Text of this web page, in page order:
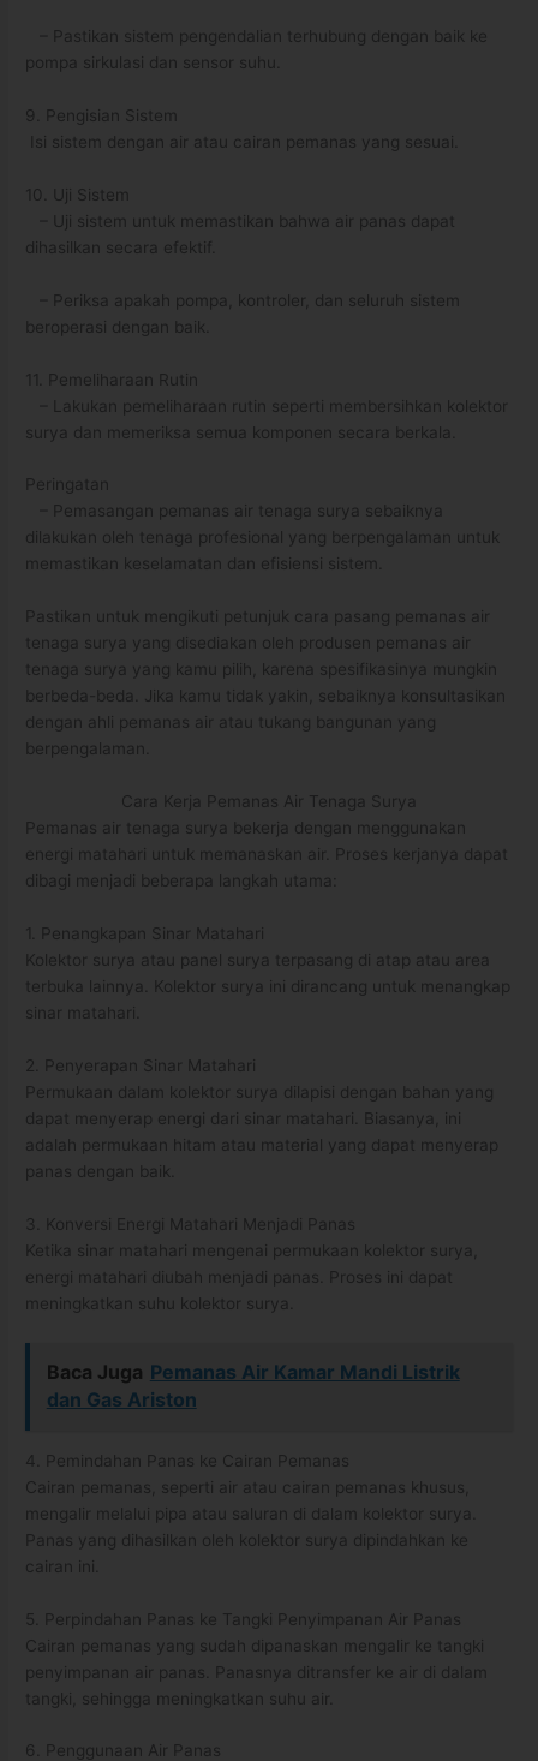
– Pastikan sistem pengendalian terhubung dengan baik ke
pompa sirkulasi dan sensor suhu.
9. Pengisian Sistem
Isi sistem dengan air atau cairan pemanas yang sesuai.
10. Uji Sistem
– Uji sistem untuk memastikan bahwa air panas dapat
dihasilkan secara efektif.
– Periksa apakah pompa, kontroler, dan seluruh sistem
beroperasi dengan baik.
11. Pemeliharaan Rutin
– Lakukan pemeliharaan rutin seperti membersihkan kolektor
surya dan memeriksa semua komponen secara berkala.
Peringatan
– Pemasangan pemanas air tenaga surya sebaiknya
dilakukan oleh tenaga profesional yang berpengalaman untuk
memastikan keselamatan dan efisiensi sistem.
Pastikan untuk mengikuti petunjuk cara pasang pemanas air
tenaga surya yang disediakan oleh produsen pemanas air
tenaga surya yang kamu pilih, karena spesifikasinya mungkin
berbeda-beda. Jika kamu tidak yakin, sebaiknya konsultasikan
dengan ahli pemanas air atau tukang bangunan yang
berpengalaman.
Cara Kerja Pemanas Air Tenaga Surya
Pemanas air tenaga surya bekerja dengan menggunakan
energi matahari untuk memanaskan air. Proses kerjanya dapat
dibagi menjadi beberapa langkah utama:
1. Penangkapan Sinar Matahari
Kolektor surya atau panel surya terpasang di atap atau area
terbuka lainnya. Kolektor surya ini dirancang untuk menangkap
sinar matahari.
2. Penyerapan Sinar Matahari
Permukaan dalam kolektor surya dilapisi dengan bahan yang
dapat menyerap energi dari sinar matahari. Biasanya, ini
adalah permukaan hitam atau material yang dapat menyerap
panas dengan baik.
3. Konversi Energi Matahari Menjadi Panas
Ketika sinar matahari mengenai permukaan kolektor surya,
energi matahari diubah menjadi panas. Proses ini dapat
meningkatkan suhu kolektor surya.
Baca Juga Pemanas Air Kamar Mandi Listrik
dan Gas Ariston
4. Pemindahan Panas ke Cairan Pemanas
Cairan pemanas, seperti air atau cairan pemanas khusus,
mengalir melalui pipa atau saluran di dalam kolektor surya.
Panas yang dihasilkan oleh kolektor surya dipindahkan ke
cairan ini.
5. Perpindahan Panas ke Tangki Penyimpanan Air Panas
Cairan pemanas yang sudah dipanaskan mengalir ke tangki
penyimpanan air panas. Panasnya ditransfer ke air di dalam
tangki, sehingga meningkatkan suhu air.
6. Penggunaan Air Panas